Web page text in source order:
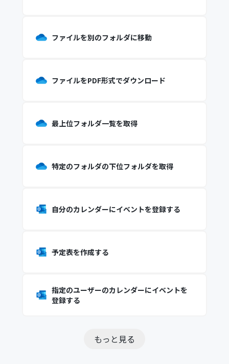
ファイルを別のフォルダに移動
ファイルをPDF形式でダウンロード
最上位フォルダ一覧を取得
特定のフォルダの下位フォルダを取得
自分のカレンダーにイベントを登録する
予定表を作成する
指定のユーザーのカレンダーにイベントを
登録する
もっと見る